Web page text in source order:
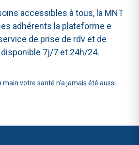
accessibles à tous, la MNT
adhérents la plateforme e
de prise de rdv et de
7j/7 et 24h/24.
main votre santé n'a jamais été aussi